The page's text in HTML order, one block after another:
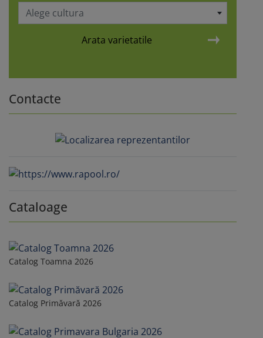
Alege cultura
Arata varietatile
Contacte
Cataloage
Catalog Toamna 2026
Catalog Primăvară 2026